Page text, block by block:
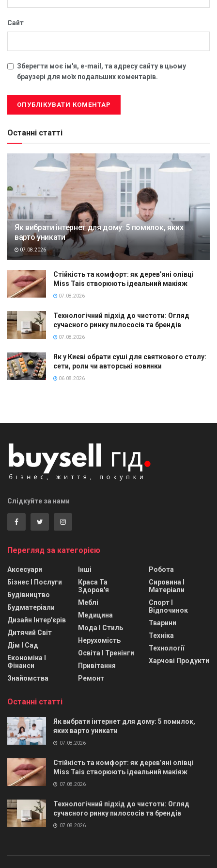
Сайт
Зберегти моє ім'я, e-mail, та адресу сайту в цьому
браузері для моїх подальших коментарів.
Останні статті
Як вибрати інтернет для дому: 5 помилок, яких
варто уникати
07.08.2026
Стійкість та комфорт: як дерев’яні олівці
Miss Tais створюють ідеальний макіяж
07.08.2026
Технологічний підхід до чистоти: Огляд
сучасного ринку пилососів та брендів
07.08.2026
Як у Києві обрати суші для святкового столу:
сети, роли чи авторські новинки
06.08.2026
Слідкуйте за нами
Перегляд за категорією
Аксесуари
Бізнес І Послуги
Будівництво
Будматеріали
Дизайн Інтер'єрів
Дитячий Світ
Дім І Сад
Економіка І
Фінанси
Знайомства
Інші
Краса Та
Здоров'я
Меблі
Медицина
Мода І Стиль
Нерухомість
Освіта І Тренінги
Привітання
Ремонт
Робота
Сировина І
Матеріали
Спорт І
Відпочинок
Тварини
Техніка
Технології
Харчові Продукти
Останні статті
Як вибрати інтернет для дому: 5 помилок,
яких варто уникати
07.08.2026
Стійкість та комфорт: як дерев’яні олівці
Miss Tais створюють ідеальний макіяж
07.08.2026
Технологічний підхід до чистоти: Огляд
сучасного ринку пилососів та брендів
07.08.2026